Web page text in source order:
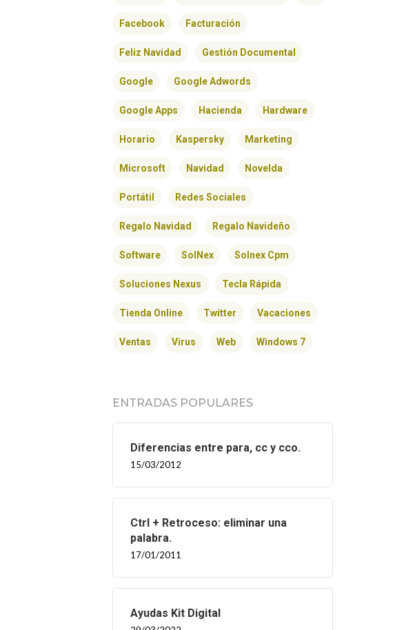
Facebook Facturación
Feliz Navidad Gestión Documental
Google Google Adwords
Google Apps Hacienda Hardware
Horario Kaspersky Marketing
Microsoft Navidad Novelda
Portátil Redes Sociales
Regalo Navidad Regalo Navideño
Software SolNex Solnex Cpm
Soluciones Nexus Tecla Rápida
Tienda Online Twitter Vacaciones
Ventas Virus Web Windows 7
ENTRADAS POPULARES
Diferencias entre para, cc y cco.
15/03/2012
Ctrl + Retroceso: eliminar una
palabra.
17/01/2011
Ayudas Kit Digital